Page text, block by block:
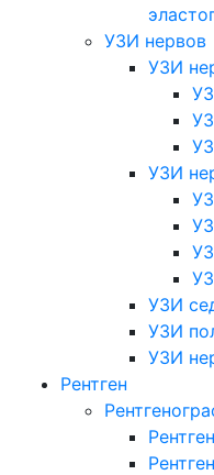
УЗИ нервов
УЗИ
УЗИ
УЗИ
УЗИ
УЗИ
Рентген